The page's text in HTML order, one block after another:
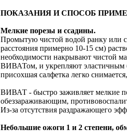
ПОКАЗАНИЯ И СПОСОБ
Мелкие порезы и ссадины.
Промытую чистой водой ранку или
расстояния примерно 10-15 см)
необходимости накрывают чистой
ВИВАТом, и укрепляют эластичным
присохшая салфетка легко
ВИВАТ - быстро заживляет мелкие
обеззараживающим,
Из-за отсутствия раздражающего
Небольшие ожоги 1 и 2 степени,